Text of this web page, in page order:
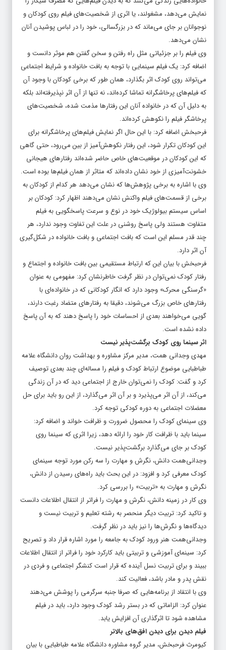
نمایش‌ می‌دهد، مشغولند، یا اثری از شخصیت‌های فیلم روی کودکان و
نوجوانان بر جای می‌ماند که در بزرگسالی، خود را در لباس پوشیدن آنان
نشان می‌دهد.
وی فیلم را بر جزئیاتی مثل راه رفتن و سخن گفتن هم موثر دانست و
اضافه کرد: یک فیلم سینمایی با توجه به بافت خانواده و شرایط اجتماعی
می‌تواند روی کودک اثر بگذارد، همان طور که برخی کودکان با وجود آن
که فیلم‌های پرخاشگرانه تماشا کرده‌اند، نه تنها از آن اثر نپذیرفته‌اند بلکه
به دلیل آن که در خانواده آنان این رفتارها مذمت شده، شخصیت‌های
پرخاشگر فیلم را نکوهش کرده‌اند.
فرحبخش اضافه کرد: با این حال اگر نمایش فیلم‌های پرخاشگرانه برای
این کودکان تکرار شود، این رفتار نکوهش‌آمیز از بین می‌رود، حتی گاهی
که این کودکان در موقعیت‌های خاص حاضر شده‌اند رفتارهای هیجانی
خشونت‌آمیزی از خود نشان داده‌اند که متاثر از همان فیلم‌ها بوده است.
وی با اشاره به برخی پژوهش‌ها که نشان می‌دهد هر کدام از کودکان به
برخی از قسمت‌های فیلم واکنش نشان می‌دهند اظهار کرد: کودکان بر
اساس سیستم بیولوژیک خود در نوع و سرعت پاسخگویی به فیلم
متفاوت هستند ولی پاسخ روشنی در علت این تفاوت وجود ندارد، هر
چند قدر مسلم این است که بافت اجتماعی و بافت خانواده در شکل‌گیری
آن اثر دارد.
فرحبخش با بیان این که ارتباط مستقیمی بین بافت خانواده و اجتماع و
رفتار کودک نمی‌توان در نظر گرفت خاطرنشان کرد: مفهومی به عنوان
«گرسنگی محرک» وجود دارد که انگار کودکانی که در خانواده‌ای با
رفتارهای خاص بزرگ می‌شوند، دقیقا به رفتارهای متضاد رغبت دارند،
گویی می‌خواهند بعدی از احساسات خود را پاسخ دهند که به آن پاسخ
داده نشده است.
اثر سینما روی کودک برگشت‌پذیر نیست
مهدی وجدانی همت، مدیر مرکز مشاوره و بهداشت روان دانشگاه علامه
طباطبایی موضوع ارتباط کودک و فیلم را مساله‌ای چند بعدی توصیف
کرد و گفت: کودک را نمی‌توان خارج از اجتماعی دید که در آن زندگی
می‌کند، از آن اثر می‌پذیرد و بر آن اثر می‌گذارد، از این رو باید برای حل
معضلات اجتماعی به دوره کودکی توجه کرد.
وی سینمای کودک را محصول ضرورت و ظرافت خواند و اضافه کرد:
سینما باید با ظرافت کار خود را ارائه دهد، زیرا اثری که سینما روی
کودک بر جای می‌گذارد برگشت‌پذیر نیست.
وجدانی‌همت دانش، نگرش و مهارت را سه رکن مورد توجه سینمای
کودک معرفی کرد و افزود: در این بحث باید راه‌های رسیدن از دانش‌،
نگرش و مهارت به «تربیت» را بررسی کرد.
وی کار در زمینه دانش، نگرش و مهارت را فراتر از انتقال اطلاعات دانست
و تاکید کرد: تربیت دیگر منحصر به رشته تعلیم و تربیت نیست و
دیدگاه‌ها و نگرش‌ها را نیز باید در نظر گرفت.
وجدانی‌همت هنر ورود کودک به جامعه را مورد اشاره قرار داد و تصریح
کرد: سینمای آموزشی و تربیتی باید کارکرد خود را فراتر از انتقال اطلاعات
ببیند و برای تربیت نسل آینده که قرار است کنشگر اجتماعی و فردی در
نقش پدر و مادر باشد، فعالیت کند.
وی با انتقاد از برنامه‌هایی که صرفا جنبه سرگرمی را پوشش می‌دهند
عنوان کرد: الزاماتی که در بستر رشد کودک وجود دارد، باید در فیلم
مشاهده شود تا اثرگذاری آن افزایش یابد.
فیلم دیدن برای دیدن افق‌های بالاتر
کیومرث فرحبخش، مدیر گروه مشاوره دانشگاه علامه طباطبایی با بیان